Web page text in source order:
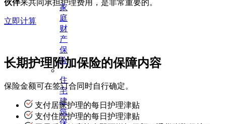
家
庭
财
产
保
险
住
宅
建
筑
保
伙伴来共同承担护理费用，是非常重要的。
立即计算
长期护理附加保险的保障内容
保险金额可在签订合同时自行确定。
支付居家护理的每日护理津贴
支付住院护理的每日护理津贴